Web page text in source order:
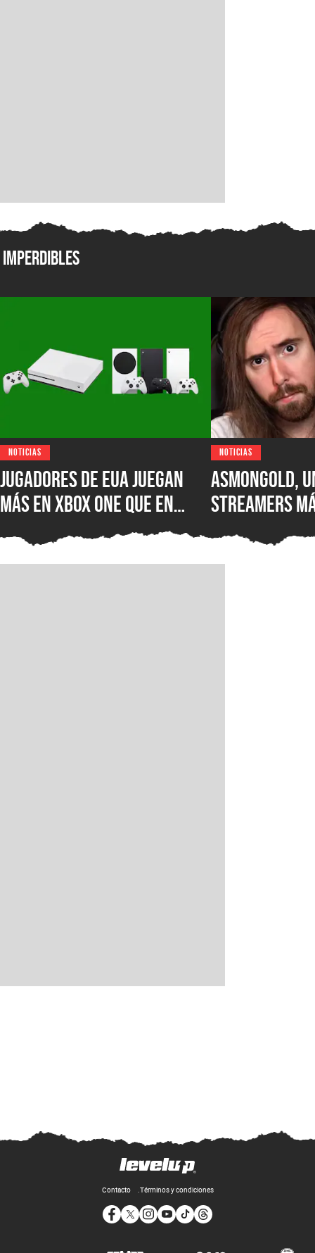
Imperdibles
NOTICIAS
Jugadores de EUA juegan
más en XBOX One que en
XBOX Series X|S: encuesta
muestra el desastre de
NOTICIAS
Asmongold,
streamers
del mundo,
Twitch por
Contacto Términos y condiciones
Opens in new window
Opens in new window
Opens in new window
Opens in new window
Opens in new window
Opens in new window